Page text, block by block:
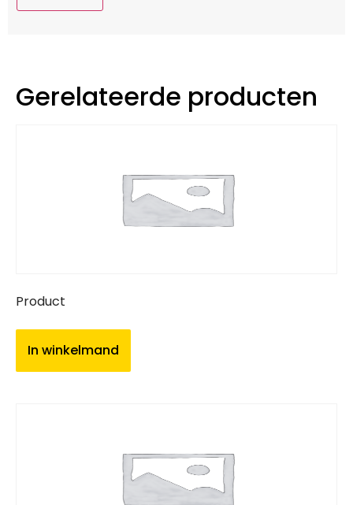
Gerelateerde producten
Product
In winkelmand